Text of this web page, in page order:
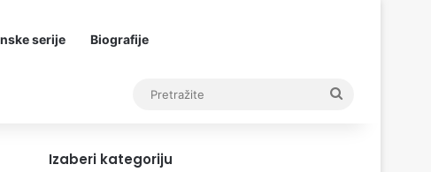
serije Biografije
Izaberi kategoriju